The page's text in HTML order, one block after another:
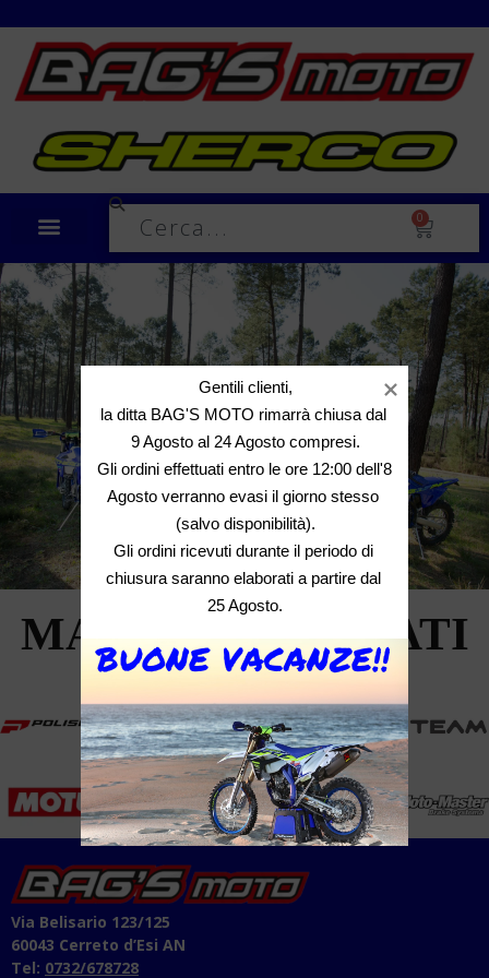
Spedizione in tutta Italia a €10,00
0
MARCHI TRATTATI
Via Belisario 123/125
60043 Cerreto d’Esi AN
Tel: 0732/678728
Gentili clienti,
la ditta BAG'S MOTO rimarrà chiusa dal
9 Agosto al 24 Agosto compresi.
Gli ordini effettuati entro le ore 12:00 dell'8
Agosto verranno evasi il giorno stesso
(salvo disponibilità).
Gli ordini ricevuti durante il periodo di
chiusura saranno elaborati a partire dal
25 Agosto.
BUONE VACANZE!!